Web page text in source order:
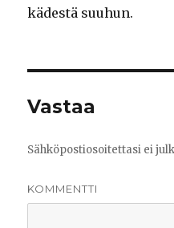
kädestä suuhun.
Vastaa
Sähköpostiosoitettasi ei
KOMMENTTI